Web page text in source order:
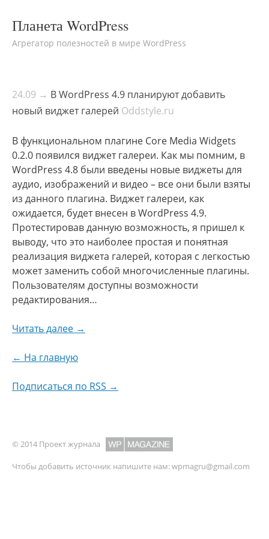
Планета WordPress
Агрегатор полезностей в мире WordPress
24.09 → В WordPress 4.9 планируют добавить
новый виджет галерей Oddstyle.ru
В функциональном плагине Core Media Widgets
0.2.0 появился виджет галереи. Как мы помним, в
WordPress 4.8 были введены новые виджеты для
аудио, изображений и видео – все они были взяты
из данного плагина. Виджет галереи, как
ожидается, будет внесен в WordPress 4.9.
Протестировав данную возможность, я пришел к
выводу, что это наиболее простая и понятная
реализация виджета галерей, которая с легкостью
может заменить собой многочисленные плагины.
Пользователям доступны возможности
редактирования…
Читать далее →
← На главную
Подписаться по RSS →
© 2014 Проект журнала
Чтобы добавить источник напишите нам:wpmagru@gmail.com